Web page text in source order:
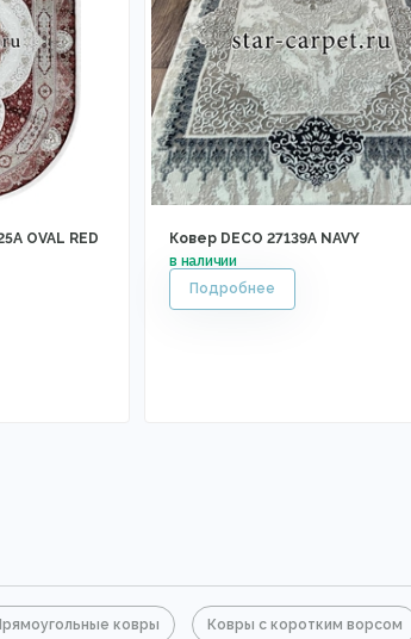
OVAL RED
Ковер DECO 27139A NAVY
ковры Ковры с коротким ворсом